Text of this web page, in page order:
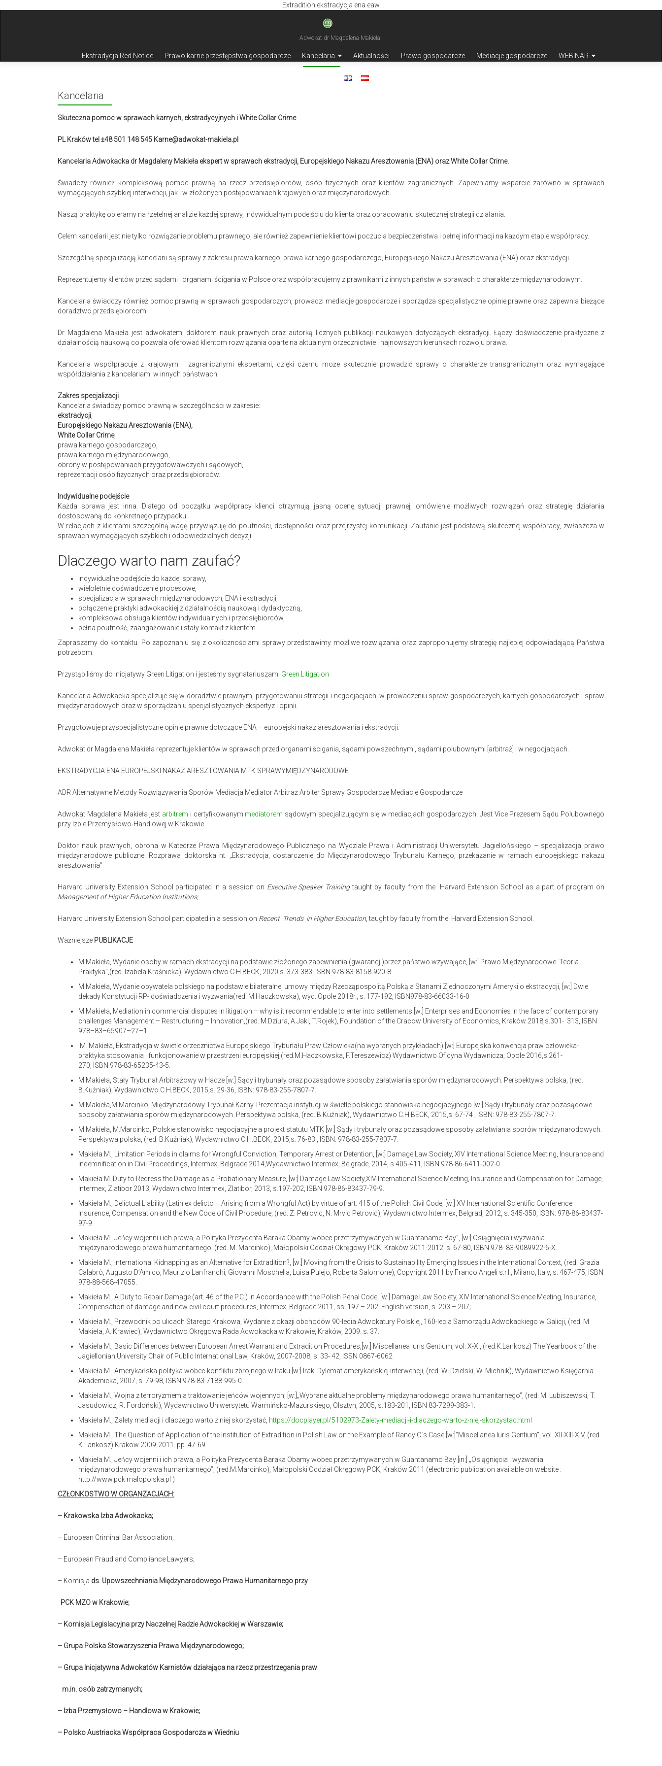
Extradition ekstradycja ena eaw
Ekstradycja Red Notice Prawo karne przestępstwa gospodarcze Kancelaria Aktualności Prawo gospodarcze Mediacje gospodarcze WEBINAR
Kancelaria
Skuteczna pomoc w sprawach karnych, ekstradycyjnych i White Collar Crime
PL Kraków tel ±48 501 148 545 Karne@adwokat-makiela.pl
Kancelaria Adwokacka dr Magdaleny Makieła ekspert w sprawach ekstradycji, Europejskiego Nakazu Aresztowania (ENA) oraz White Collar Crime.
Świadczy również kompleksową pomoc prawną na rzecz przedsiębiorców, osób fizycznych oraz klientów zagranicznych. Zapewniamy wsparcie zarówno w sprawach
wymagających szybkiej interwencji, jak i w złożonych postępowaniach krajowych oraz międzynarodowych.
Naszą praktykę opieramy na rzetelnej analizie każdej sprawy, indywidualnym podejściu do klienta oraz opracowaniu skutecznej strategii działania.
Celem kancelarii jest nie tylko rozwiązanie problemu prawnego, ale również zapewnienie klientowi poczucia bezpieczeństwa i pełnej informacji na każdym etapie współpracy.
Szczególną specjalizacją kancelarii są sprawy z zakresu prawa karnego, prawa karnego gospodarczego, Europejskiego Nakazu Aresztowania (ENA) oraz ekstradycji.
Reprezentujemy klientów przed sądami i organami ścigania w Polsce oraz współpracujemy z prawnikami z innych państw w sprawach o charakterze międzynarodowym.
Kancelaria świadczy również pomoc prawną w sprawach gospodarczych, prowadzi mediacje gospodarcze i sporządza specjalistyczne opinie prawne oraz zapewnia bieżące
doradztwo przedsiębiorcom.
Dr Magdalena Makieła jest adwokatem, doktorem nauk prawnych oraz autorką licznych publikacji naukowych dotyczących eksradycji. Łączy doświadczenie praktyczne z
działalnością naukową co pozwala oferować klientom rozwiązania oparte na aktualnym orzecznictwie i najnowszych kierunkach rozwoju prawa.
Kancelaria współpracuje z krajowymi i zagranicznymi ekspertami, dzięki czemu może skutecznie prowadzić sprawy o charakterze transgranicznym oraz wymagające
współdziałania z kancelariami w innych państwach.
Zakres specjalizacji
Kancelaria świadczy pomoc prawną w szczególności w zakresie:
ekstradycji
Europejskiego Nakazu Aresztowania (ENA),
White Collar Crime,
prawa karnego gospodarczego,
prawa karnego międzynarodowego,
obrony w postępowaniach przygotowawczych i sądowych,
reprezentacji osób fizycznych oraz przedsiębiorców.
Indywidualne podejście
Każda sprawa jest inna. Dlatego od początku współpracy klienci otrzymują jasną ocenę sytuacji prawnej, omówienie możliwych rozwiązań oraz strategię działania
dostosowaną do konkretnego przypadku.
W relacjach z klientami szczególną wagę przywiązuję do poufności, dostępności oraz przejrzystej komunikacji. Zaufanie jest podstawą skutecznej współpracy, zwłaszcza w
sprawach wymagających szybkich i odpowiedzialnych decyzji.
Dlaczego warto nam zaufać?
indywidualne podejście do każdej sprawy,
wieloletnie doświadczenie procesowe,
specjalizacja w sprawach międzynarodowych, ENA i ekstradycji,
połączenie praktyki adwokackiej z działalnością naukową i dydaktyczną,
kompleksowa obsługa klientów indywidualnych i przedsiębiorców,
pełna poufność, zaangażowanie i stały kontakt z klientem.
Zapraszamy do kontaktu. Po zapoznaniu się z okolicznościami sprawy przedstawimy możliwe rozwiązania oraz zaproponujemy strategię najlepiej odpowiadającą Państwa
potrzebom.
Przystąpiliśmy do inicjatywy Green Litigation i jesteśmy sygnatariuszami Green Litigation
Kancelaria Adwokacka specjalizuje się w doradztwie prawnym, przygotowaniu strategii i negocjacjach, w prowadzeniu spraw gospodarczych, karnych gospodarczych i spraw
międzynarodowych oraz w sporządzaniu specjalistycznych ekspertyz i opinii.
Przygotowuje przyspecjalistyczne opinie prawne dotyczące ENA – europejski nakaz aresztowania i ekstradycji.
Adwokat dr Magdalena Makieła reprezentuje klientów w sprawach przed organami ścigania, sądami powszechnymi, sądami polubownymi [arbitraż] i w negocjacjach.
EKSTRADYCJA ENA EUROPEJSKI NAKAZ ARESZTOWANIA MTK SPRAWYMIĘDZYNARODOWE
ADR Alternatywne Metody Rozwiązywania Sporów Mediacja Mediator Arbitraż Arbiter Sprawy Gospodarcze Mediacje Gospodarcze
Adwokat Magdalena Makieła jest arbitrem i certyfikowanym mediatorem sądowym specjalizującym się w mediacjach gospodarczych. Jest Vice Prezesem Sądu Polubownego
przy Izbie Przemysłowo-Handlowej w Krakowie.
Doktor nauk prawnych, obrona w Katedrze Prawa Międzynarodowego Publicznego na Wydziale Prawa i Administracji Uniwersytetu Jagiellońskiego – specjalizacja prawo
międzynarodowe publiczne. Rozprawa doktorska nt. „Ekstradycja, dostarczenie do Międzynarodowego Trybunału Karnego, przekazanie w ramach europejskiego nakazu
aresztowania”
Harvard University Extension School participated in a session on Executive Speaker Trainingtaught by faculty from the Harvard Extension School as a part of program on
Management of Higher Education Institutions;
Harvard University Extension School participated in a session on Recent Trends in Higher Education , taught by faculty from the Harvard Extension School.
Ważniejsze PUBLIKACJE
M.Makieła, Wydanie osoby w ramach ekstradycji na podstawie złożonego zapewnienia (gwarancji)przez państwo wzywające, [w:] Prawo Międzynarodowe. Teoria i
Praktyka”,(red. Izabela Kraśnicka), Wydawnictwo C.H.BECK, 2020,s. 373-383, ISBN 978-83-8158-920-8.
M.Makieła, Wydanie obywatela polskiego na podstawie bilateralnej umowy między Rzecząpospolitą Polską a Stanami Zjednoczonymi Ameryki o ekstradycji, [w:] Dwie
dekady Konstytucji RP- doświadczenia i wyzwania(red. M.Haczkowska), wyd. Opole 2018r., s. 177-192, ISBN978-83-66033-16-0
M.Makieła, Mediation in commercial disputes in litigation – why is it recommendable to enter into settlements [w:] Enterprises and Economies in the face of contemporary
challenges Management – Restructuring – Innovation,(red. M.Dziura, A.Jaki, T.Rojek), Foundation of the Cracow University of Economics, Kraków 2018,s.301- 313, ISBN
978–83–65907–27–1.
M. Makieła, Ekstradycja w świetle orzecznictwa Europejskiego Trybunału Praw Człowieka(na wybranych przykładach) [w:] Europejska konwencja praw człowieka-
praktyka stosowania i funkcjonowanie w przestrzeni europejskiej,(red.M.Haczkowska, F.Tereszewicz) Wydawnictwo Oficyna Wydawnicza, Opole 2016,s.261-
270, ISBN:978-83-65235-43-5.
M.Makieła, Stały Trybunał Arbitrażowy w Hadze [w:] Sądy i trybunały oraz pozasądowe sposoby załatwiania sporów międzynarodowych. Perspektywa polska, (red.
B.Kuźniak), Wydawnictwo C.H.BECK, 2015,s. 29-36, ISBN: 978-83-255-7807-7.
M.Makieła,M.Marcinko, Międzynarodowy Trybunał Karny. Prezentacja instytucji w świetle polskiego stanowiska negocjacyjnego [w:] Sądy i trybunały oraz pozasądowe
sposoby załatwiania sporów międzynarodowych. Perspektywa polska, (red. B.Kuźniak), Wydawnictwo C.H.BECK, 2015,s. 67-74 , ISBN: 978-83-255-7807-7.
M.Makieła, M.Marcinko, Polskie stanowisko negocjacyjne a projekt statutu MTK [w:] Sądy i trybunały oraz pozasądowe sposoby załatwiania sporów międzynarodowych.
Perspektywa polska, (red. B.Kuźniak), Wydawnictwo C.H.BECK, 2015,s. 76-83 , ISBN: 978-83-255-7807-7.
Makieła M., Limitation Periods in claims for Wrongful Conviction, Temporary Arrest or Detention, [w:] Damage Law Society, XIV International Science Meeting, Insurance and
Indemnification in Civil Proceedings, Intermex, Belgrade 2014,Wydawnictwo Intermex, Belgrade, 2014, s.405-411, ISBN 978-86-6411-002-0.
Makieła M.,Duty to Redress the Damage as a Probationary Measure, [w:] Damage Law Society,XIV International Science Meeting, Insurance and Compensation for Damage,
Intermex, Zlatibor 2013, Wydawnictwo Intermex, Zlatibor, 2013, s.197-202, ISBN 978-86-83437-79-9.
Makieła M., Delictual Liability (Latin ex delicto – Arising from a Wrongful Act) by virtue of art. 415 of the Polish Civil Code, [w:] XV International Scientific Conference
Insurence, Compensation and the New Code of Civil Procedure, (red. Z. Petrovic, N. Mrvic Petrovic), Wydawnictwo Intermex, Belgrad, 2012, s. 345-350, ISBN: 978-86-83437-
97-9.
Makieła M., Jeńcy wojenni i ich prawa, a Polityka Prezydenta Baraka Obamy wobec przetrzymywanych w Guantanamo Bay”, [w:] Osiągnięcia i wyzwania
międzynarodowego prawa humanitarnego, (red. M. Marcinko), Małopolski Oddział Okręgowy PCK, Kraków 2011-2012, s. 67-80, ISBN 978- 83-9089922-6-X.
Makieła M., International Kidnapping as an Alternative for Extradition?, [w:] Moving from the Crisis to Sustainability Emerging Issues in the International Context, (red. Grazia
Calabrò, Augusto D’Amico, Maurizio Lanfranchi, Giovanni Moschella, Luisa Pulejo, Roberta Salomone), Copyright 2011 by Franco Angeli s.r.l., Milano, Italy, s. 467-475, ISBN
978-88-568-47055.
Makieła M., A Duty to Repair Damage (art. 46 of the P.C.) in Accordance with the Polish Penal Code, [w:] Damage Law Society, XIV International Science Meeting, Insurance,
Compensation of damage and new civil court procedures, Intermex, Belgrade 2011, ss. 197 – 202, English version, s. 203 – 207;
Makieła M., Przewodnik po ulicach Starego Krakowa, Wydanie z okazji obchodów 90-lecia Adwokatury Polskiej, 160-lecia Samorządu Adwokackiego w Galicji, (red. M.
Makieła, A. Krawiec), Wydawnictwo Okręgowa Rada Adwokacka w Krakowie, Kraków, 2009. s. 37.
Makieła M., Basic Differences between European Arrest Warrant and Extradition Procedures,[w:] Miscellanea Iuris Gentium, vol. X-XI, (red.K.Lankosz) The Yearbook of the
Jagiellonian University Chair of Public International Law, Kraków, 2007-2008, s. 33- 42, ISSN 0867-6062
Makieła M., Amerykańska polityka wobec konfliktu zbrojnego w Iraku [w:] Irak. Dylemat amerykańskiej interwencji, (red. W. Dzielski, W. Michnik), Wydawnictwo Księgarnia
Akademicka, 2007, s. 79-98, ISBN 978-83-7188-995-0.
Makieła M., Wojna z terroryzmem a traktowanie jeńców wojennych, [w:]„Wybrane aktualne problemy międzynarodowego prawa humanitarnego”, (red. M. Lubiszewski, T.
Jasudowicz, R. Fordoński), Wydawnictwo Uniwersytetu Warmińsko-Mazurskiego, Olsztyn, 2005, s.183-201, ISBN 83-7299-383-1.
Makieła M., Zalety mediacji i dlaczego warto z niej skorzystać, https://docplayer.pl/5102973-Zalety-mediacji-i-dlaczego-warto-z-niej-skorzystac.html
Makieła M., The Question of Application of the Institution of Extradition in Polish Law on the Example of Randy C.’s Case [w:]“Miscellanea Iuris Gentium”, vol. XII-XIII-XIV, (red.
K.Lankosz) Krakow 2009-2011. pp. 47-69.
Makieła M., Jeńcy wojenni i ich prawa, a Polityka Prezydenta Baraka Obamy wobec przetrzymywanych w Guantanamo Bay [in:] „Osiągnięcia i wyzwania
międzynarodowego prawa humanitarnego”, (red.M.Marcinko), Małopolski Oddział Okręgowy PCK, Kraków 2011 (electronic publication available on website :
http://www.pck.malopolska.pl )
CZŁONKOSTWO W ORGANZACJACH:
– Krakowska Izba Adwokacka;
– European Criminal Bar Association;
– European Fraud and Compliance Lawyers;
– Komisja ds. Upowszechniania Międzynarodowego Prawa Humanitarnego przy
PCK MZO w Krakowie;
– Komisja Legislacyjna przy Naczelnej Radzie Adwokackiej w Warszawie;
– Grupa Polska Stowarzyszenia Prawa Międzynarodowego;
– Grupa Inicjatywna Adwokatów Karnistów działająca na rzecz przestrzegania praw
m.in. osób zatrzymanych;
– Izba Przemysłowo – Handlowa w Krakowie;
– Polsko Austriacka Współpraca Gospodarcza w Wiedniu